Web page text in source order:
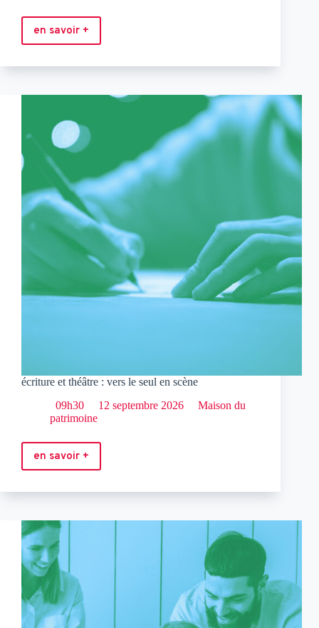
en savoir +
Lavoirs,
de
écriture et théâtre : vers le seul en scène
09h30
12 septembre 2026
Maison du
patrimoine
en savoir +
écriture
théâtre
le
scène